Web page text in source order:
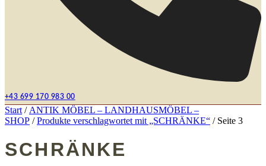
+43 699 170 983 00
Start / ANTIK MÖBEL – LANDHAUSMÖBEL –
SHOP /Produkte verschlagwortet mit „SCHRÄNKE“ / Seite 3
SCHRÄNKE